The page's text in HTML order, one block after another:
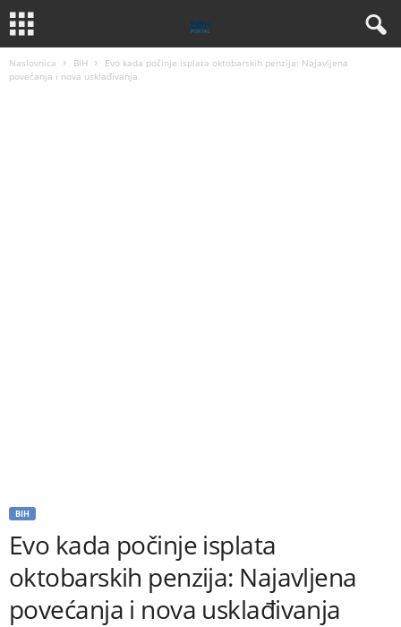
Naslovnica BIH
Evo kada počinje isplata oktobarskih penzija: Najavljena
povećanja i nova usklađivanja
BIH
Evo kada počinje isplata
oktobarskih penzija: Najavljena
povećanja i nova usklađivanja